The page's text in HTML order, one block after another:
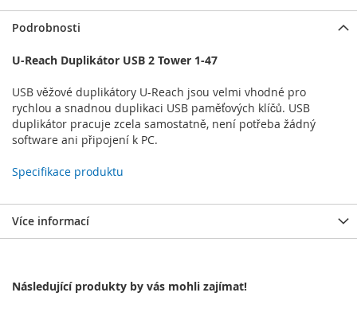
Podrobnosti
U-Reach Duplikátor USB 2 Tower 1-47
USB věžové duplikátory U-Reach jsou velmi vhodné pro
rychlou a snadnou duplikaci USB paměťových klíčů. USB
duplikátor pracuje zcela samostatně, není potřeba žádný
software ani připojení k PC.
Specifikace produktu
Více informací
Následující produkty by vás mohli zajímat!